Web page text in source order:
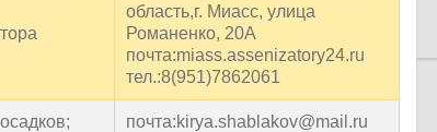
область,г. Миасс, улица
Романенко, 20А
почта:miass.assenizatory24.ru
тел.:8(951)7862061
почта:kirya.shablakov@mail.ru